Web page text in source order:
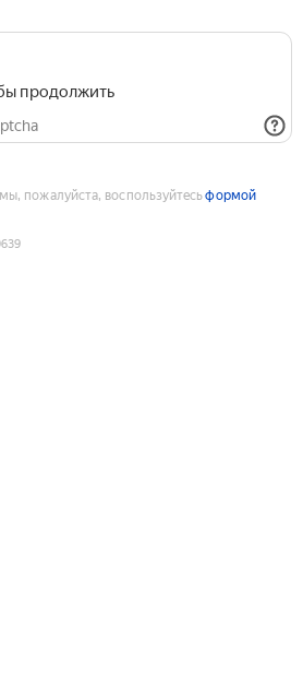
продолжить
пожалуйста, воспользуйтесьформой